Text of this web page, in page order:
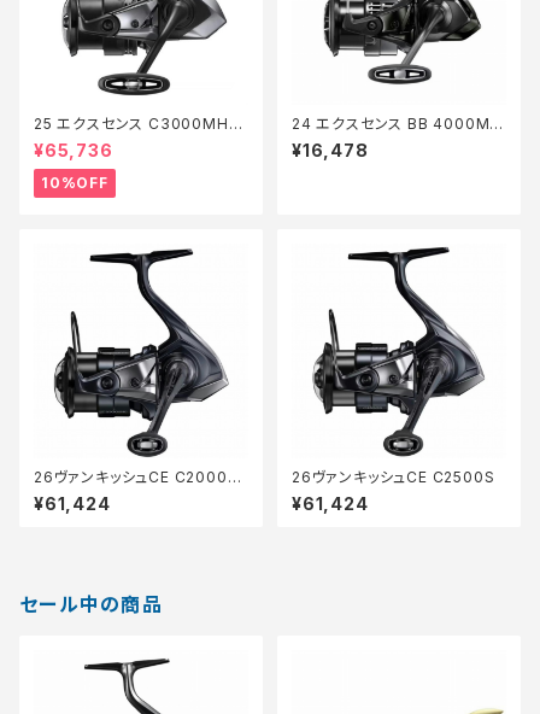
25 エクスセンス C3000MHG
【継続セール_リール】【10】
¥65,736
10%OFF
24 エクスセンス BB 4000MH
G
¥16,478
26ヴァンキッシュCE C2000S
HG
¥61,424
26ヴァンキッシュCE C2500S
¥61,424
セール中の商品